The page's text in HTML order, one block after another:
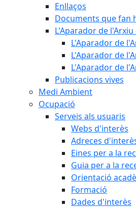
Enllaços
Documents que fan
L'Aparador de l'Arxiu
L'Aparador de
L'Aparador de
L'Aparador de
Publicacions vives
Medi Ambient
Ocupació
Serveis als usuaris
Webs d'interès
Adreces
Eines per a la
Guia per a la
Orientació
Formació
Dades d'interès